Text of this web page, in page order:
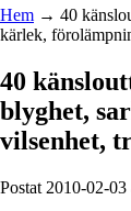
Hem → 40
kärlek,
40
blyghet,
vilsenhet,
Postat 2010-02-03